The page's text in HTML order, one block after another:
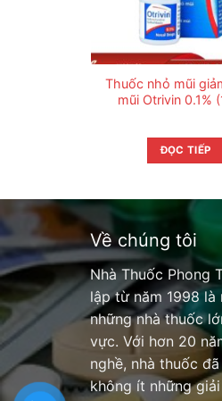
Thuốc nhỏ mũi
mũi Otrivin 0.1%
ĐỌC TIẾP
Về chúng tôi
Nhà Thuốc Phong
lập từ năm 1998
những nhà thuốc
vực. Với hơn 20
nghề, nhà thuốc
không ít những